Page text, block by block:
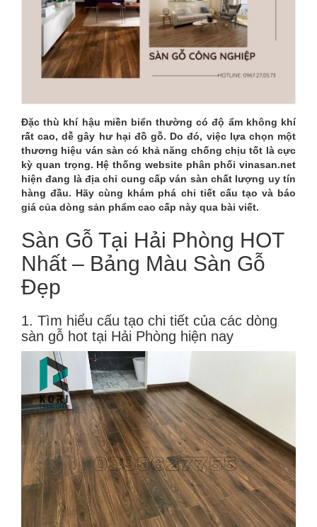
HOT
NHẤT
MÀU
SÀN
GỖ
ĐẸP
Đặc thù khí hậu miền biển thường có độ ẩm không khí
rất cao, dễ gây hư hại đồ gỗ. Do đó, việc lựa chọn một
thương hiệu ván sàn có khả năng chống chịu tốt là cực
kỳ quan trọng. Hệ thống website phân phối vinasan.net
hiện đang là địa chỉ cung cấp ván sàn chất lượng uy tín
hàng đầu. Hãy cùng khám phá chi tiết cấu tạo và báo
giá của dòng sản phẩm cao cấp này qua bài viết.
Sàn Gỗ Tại Hải Phòng HOT
Nhất – Bảng Màu Sàn Gỗ
Đẹp
1. Tìm hiểu cấu tạo chi tiết của các dòng
sàn gỗ hot tại Hải Phòng hiện nay